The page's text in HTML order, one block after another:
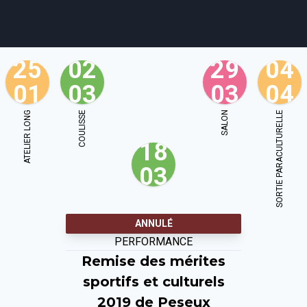
agenda personnes projets shop
email soutien
25
01
ATELIER LONG
02
03
COULISSE
18
03
29
03
SALON
04
04
SORTIE PARACULTURELLE
ANNULÉ
PERFORMANCE
Remise des mérites
sportifs et culturels
2019 de Peseux